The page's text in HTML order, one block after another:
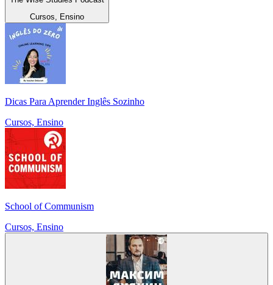
Cursos, Ensino
Dicas Para Aprender Inglês Sozinho
Cursos, Ensino
School of Communism
Cursos, Ensino